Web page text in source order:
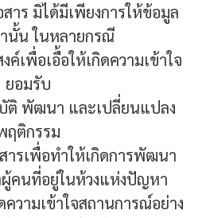
าร มิได้มีเพียงการให้ข้อมูล
นั้น ในหลายกรณี
เพื่อเอื้อให้เกิดความเข้าใจ
ยอมรับ
ติ พัฒนา และเปลี่ยนแปลง
ฤติกรรม
ารเพื่อทำให้เกิดการพัฒนา
คนที่อยู่ในห้วงแห่งปัญหา
วามเข้าใจสถานการณ์อย่าง